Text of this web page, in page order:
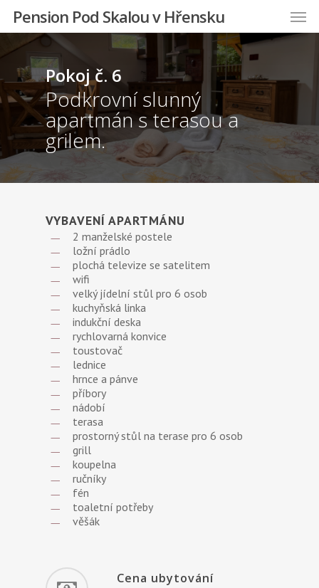
Pension Pod Skalou v Hřensku
Pokoj č. 6
Podkrovní slunný
apartmán s terasou a
grilem.
VYBAVENÍ APARTMÁNU
2 manželské postele
ložní prádlo
plochá televize se satelitem
wifi
velký jídelní stůl pro 6 osob
kuchyňská linka
indukční deska
rychlovarná konvice
toustovač
lednice
hrnce a pánve
příbory
nádobí
terasa
prostorný stůl na terase pro 6 osob
grill
koupelna
ručníky
fén
toaletní potřeby
věšák
Cena ubytování